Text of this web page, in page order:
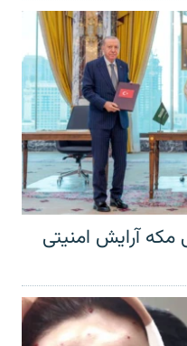
آرایش امنیتی